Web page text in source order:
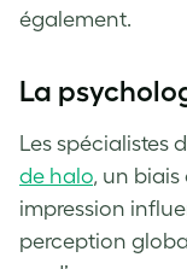
également.
La
Les spécialistes
de halo, un
impression
perception